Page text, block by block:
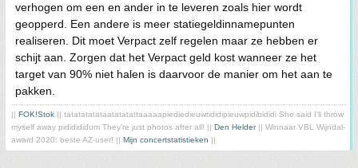
verhogen om een en ander in te leveren zoals hier wordt
geopperd. Een andere is meer statiegeldinnamepunten
realiseren. Dit moet Verpact zelf regelen maar ze hebben er
schijt aan. Zorgen dat het Verpact geld kost wanneer ze het
target van 90% niet halen is daarvoor de manier om het aan te
pakken.
FOK!Stok || tatatatatataatatatattaaaaapiediedieuwtididipieuwpidibididi She said I'll throw
myself away pididididum They're just photos after all! || Den Helder|| Winnaar VBL Wijndal-
award 2020: beste AZ-user! || Mijn concertstatistieken